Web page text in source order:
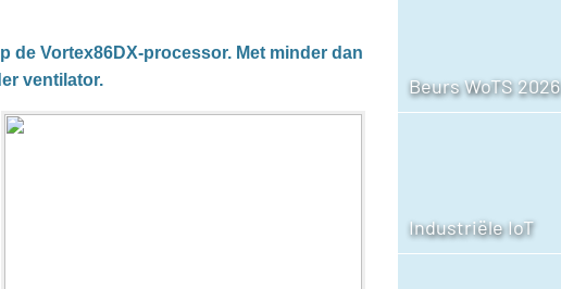
de Vortex86DX-processor. Met minder dan
ventilator.
Beurs WoTS 2026
Industriële IoT